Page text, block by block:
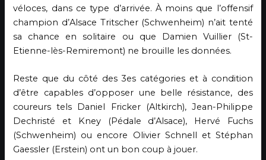
véloces, dans ce type d’arrivée. À moins que l’offensif
champion d’Alsace Tritscher (Schwenheim) n’ait tenté
sa chance en solitaire ou que Damien Vuillier (St-
Etienne-lès-Remiremont) ne brouille les données.
Reste que du côté des 3es catégories et à condition
d’être capables d’opposer une belle résistance, des
coureurs tels Daniel Fricker (Altkirch), Jean-Philippe
Dechristé et Kney (Pédale d’Alsace), Hervé Fuchs
(Schwenheim) ou encore Olivier Schnell et Stéphan
Gaessler (Erstein) ont un bon coup à jouer.